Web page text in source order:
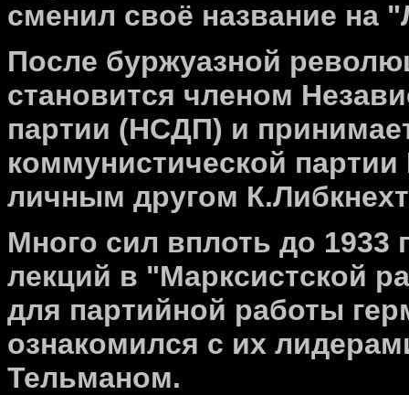
сменил своё название на
После буржуазной
становится членом
партии (НСДП) и
коммунистической
личным другом
Много сил вплоть до 1933
лекций в "Марксистской
для партийной работы
ознакомился с их
Тельманом.